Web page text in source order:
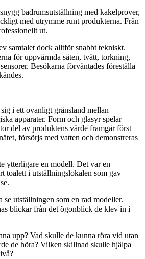
badrumsutställning med kakelprover,
med utrymme runt produkterna. Från
ut.
samtalet dock alltför snabbt tekniskt.
för uppvärmda säten, tvätt, torkning,
Besökarna förväntades föreställa
i ett ovanligt gränsland mellan
apparater. Form och glasyr spelar
del av produktens värde framgår först
försörjs med vatten och demonstreras
ytterligare en modell. Det var en
toalett i utställningslokalen som gav
se utställningen som en rad modeller.
blickar från det ögonblick de klev in i
upp? Vad skulle de kunna röra vid utan
de höra? Vilken skillnad skulle hjälpa